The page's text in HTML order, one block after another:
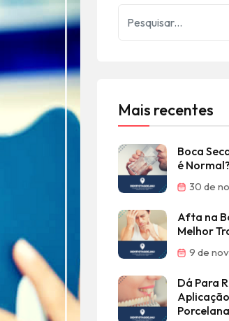
Mais recentes
Boca
é Normal?
30 de
Afta na
Melhor
9 de
Dá Para